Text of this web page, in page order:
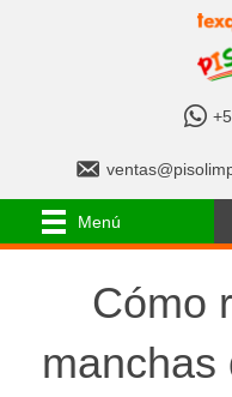
+
7
9
6
v
s
@
i
s
Menú
Cómo
manchas